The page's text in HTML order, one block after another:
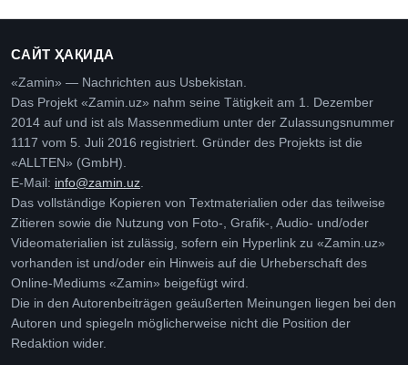
САЙТ ҲАҚИДА
«Zamin» — Nachrichten aus Usbekistan.
Das Projekt «Zamin.uz» nahm seine Tätigkeit am 1. Dezember
2014 auf und ist als Massenmedium unter der Zulassungsnummer
1117 vom 5. Juli 2016 registriert. Gründer des Projekts ist die
«ALLTEN» (GmbH).
E-Mail: info@zamin.uz.
Das vollständige Kopieren von Textmaterialien oder das teilweise
Zitieren sowie die Nutzung von Foto-, Grafik-, Audio- und/oder
Videomaterialien ist zulässig, sofern ein Hyperlink zu «Zamin.uz»
vorhanden ist und/oder ein Hinweis auf die Urheberschaft des
Online-Mediums «Zamin» beigefügt wird.
Die in den Autorenbeiträgen geäußerten Meinungen liegen bei den
Autoren und spiegeln möglicherweise nicht die Position der
Redaktion wider.